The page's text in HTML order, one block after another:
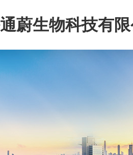
蔚生物科技有